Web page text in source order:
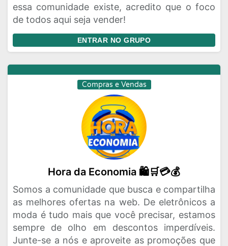
essa comunidade existe, acredito que o foco
de todos aqui seja vender!
ENTRAR NO GRUPO
Compras e Vendas
Hora da Economia 🛍🛒💳💰
Somos a comunidade que busca e compartilha
as melhores ofertas na web. De eletrônicos a
moda é tudo mais que você precisar, estamos
sempre de olho em descontos imperdíveis.
Junte-se a nós e aproveite as promoções que